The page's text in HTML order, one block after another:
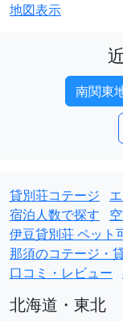
地図表示
南関東
貸別荘コテージ
宿泊人数で探す
伊豆貸別荘 ペット
那須のコテージ・
口コミ・レビュー
北海道・東北